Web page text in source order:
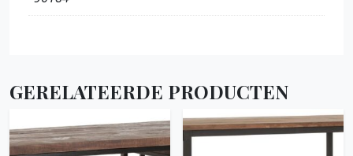
GERELATEERDE PRODUCTEN